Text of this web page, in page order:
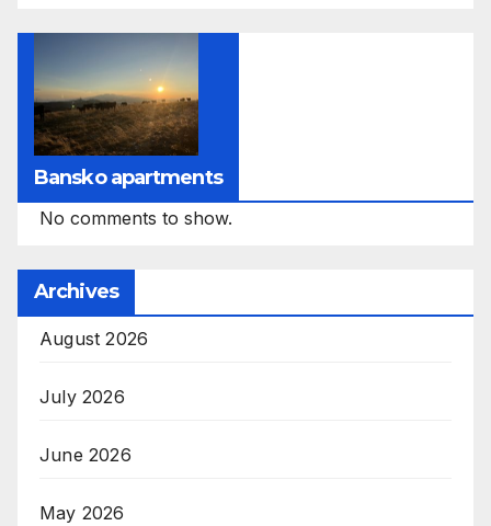
Bansko apartments
No comments to show.
Archives
August 2026
July 2026
June 2026
May 2026